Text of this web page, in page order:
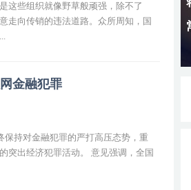
这些组织就像野草般顽强，除不了
走向传销的违法道路。众所周知，国
金融犯罪
持对金融犯罪的严打高压态势，重
突出经济犯罪活动。 意见强调，全国